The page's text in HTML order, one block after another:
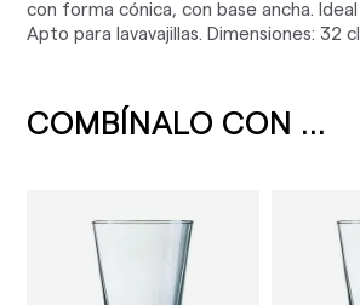
con forma cónica, con base ancha.
Apto para lavavajillas. Dimensiones: 32
COMBÍNALO CON ...